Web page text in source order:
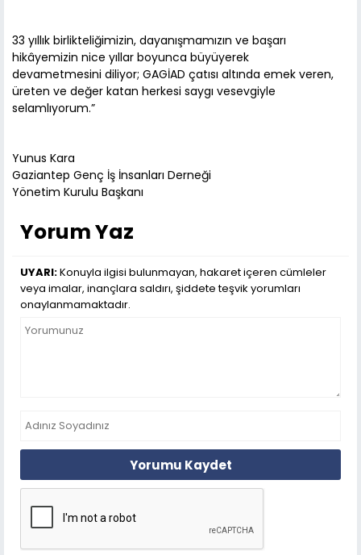
33 yıllık birlikteliğimizin, dayanışmamızın ve başarı
hikâyemizin nice yıllar boyunca büyüyerek
devametmesini diliyor; GAGİAD çatısı altında emek veren,
üreten ve değer katan herkesi saygı vesevgiyle
selamlıyorum.”
Yunus Kara
Gaziantep Genç İş İnsanları Derneği
Yönetim Kurulu Başkanı
Yorum Yaz
UYARI:Konuyla ilgisi bulunmayan, hakaret içeren cümleler
veya imalar, inançlara saldırı, şiddete teşvik yorumları
onaylanmamaktadır.
Yorumu Kaydet